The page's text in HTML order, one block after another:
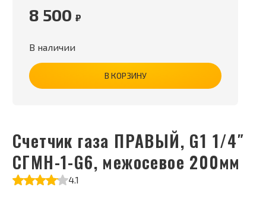
Счетчик газа ПРАВЫЙ, G1 1/4″
СГМН-1-G6, межосевое 200мм
4.1
8 500 ₽
В наличии
В КОРЗИНУ